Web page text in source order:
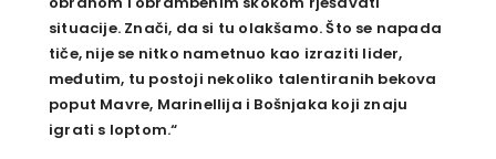
situacije. Znači, da si tu olakšamo. Što se napada
tiče, nije se nitko nametnuo kao izraziti lider,
međutim, tu postoji nekoliko talentiranih bekova
poput Mavre, Marinellija i Bošnjaka koji znaju
igrati s loptom.“